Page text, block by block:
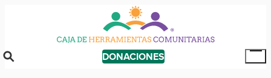
content
DONACIONES